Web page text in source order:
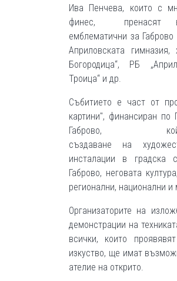
Ива Пенчева, които с
финес, пренасят
емблематични за
Априловската
Богородица“, РБ
Троица“ и др.
Събитието е част от
картини", финансиран
Габрово,
създаване на
инсталации в градска
Габрово, неговата
регионални, национални
Организаторите на
демонстрации на
всички, които
изкуство, ще имат
ателие на открито.